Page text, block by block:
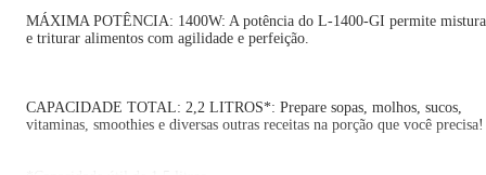
MÁXIMA POTÊNCIA: 1400W: A potência do L-1400-GI permite
e triturar alimentos com agilidade e perfeição.
CAPACIDADE TOTAL: 2,2 LITROS*: Prepare sopas, molhos, sucos,
vitaminas, smoothies e diversas outras receitas na porção que você precisa!